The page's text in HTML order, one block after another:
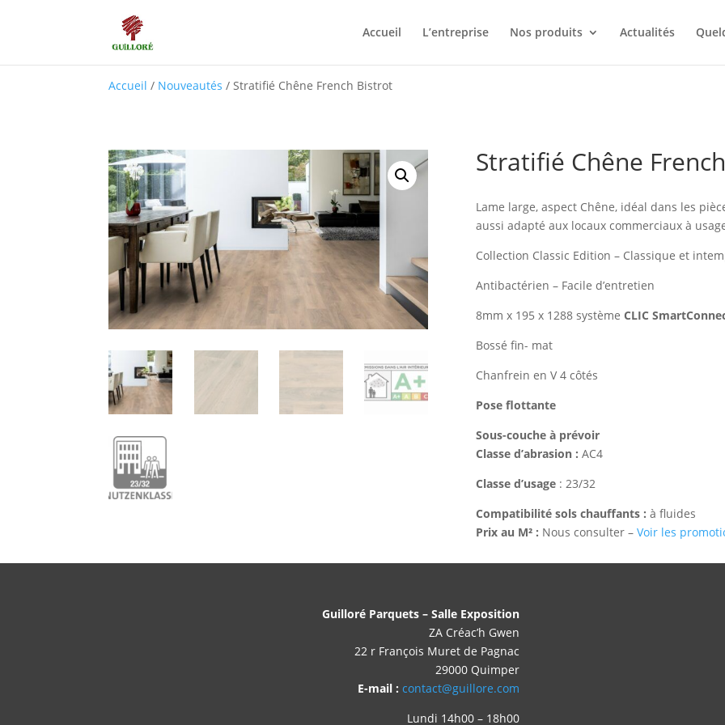
Accueil L’entreprise Nos produits Actualités
Accueil / Nouveautés / Stratifié Chêne French Bistrot
Stratifié Chêne
Lame large, aspect Chêne, idéal dans les
aussi adapté aux locaux commerciaux à
Collection Classic Edition – Classique et
Antibactérien – Facile d’entretien
8mm x 195 x 1288 systèmeCLIC
Bossé fin- mat
Chanfrein en V 4 côtés
Pose flottante
Sous-couche à prévoir
Classe d’abrasion : AC4
Classe d’usage : 23/32
Compatibilité sols chauffants : à fluides
Prix au M² : Nous consulter –Voir les
Guilloré Parquets – Salle Exposition
ZA Créac’h Gwen
22 r François Muret de Pagnac
29000 Quimper
E-mail :contact@guillore.com
Lundi 14h00 – 18h00